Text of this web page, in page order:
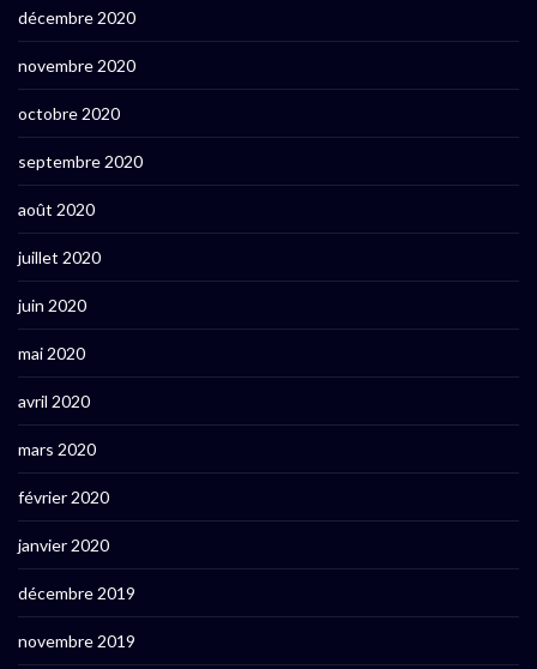
décembre 2020
novembre 2020
octobre 2020
septembre 2020
août 2020
juillet 2020
juin 2020
mai 2020
avril 2020
mars 2020
février 2020
janvier 2020
décembre 2019
novembre 2019